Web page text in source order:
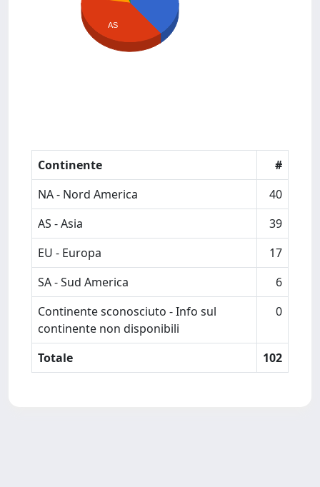
AS
Continente
#
NA - Nord America
40
AS - Asia
39
EU - Europa
17
SA - Sud America
6
Continente sconosciuto - Info sul
continente non disponibili
0
Totale 102